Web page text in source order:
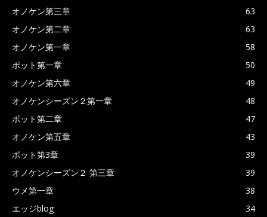
オノケン第三章
63
オノケン第二章
63
オノケン第一章
58
ポット第一章
50
オノケン第六章
49
オノケンシーズン２第一章
48
ポット第二章
47
オノケン第五章
43
ポット第3章
39
オノケンシーズン２ 第三章
39
ウメ第一章
38
エッジblog
34